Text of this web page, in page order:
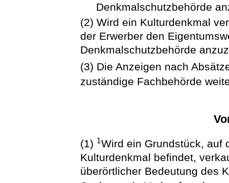
Denkmalschutzbehörde
(2) Wird ein Kulturdenkmal
der Erwerber den
Denkmalschutzbehörde
(3) Die Anzeigen nach
zuständige Fachbehörde
(1) 1Wird ein Grundstück, auf
Kulturdenkmal befindet,
überörtlicher Bedeutung des